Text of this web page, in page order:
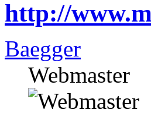
http://
Baegger
Webmaster